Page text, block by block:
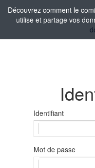
Découvrez comment le
utilise et partage vos
Identifiant
Mot de passe